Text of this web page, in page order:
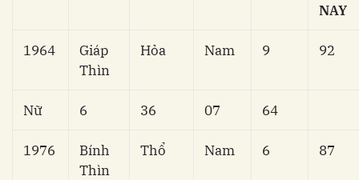
NAY
1964
Giáp
Thìn
Hỏa Nam 9 92
Nữ 6 36 07 64
1976
Bính
Thìn
Thổ Nam 6 87